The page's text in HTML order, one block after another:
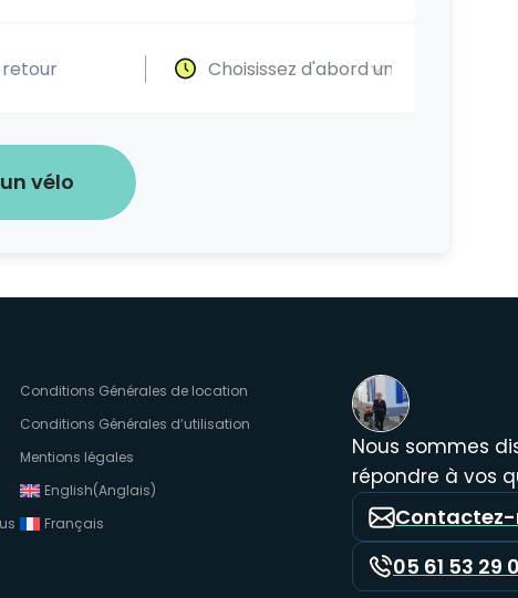
vélo
Conditions Générales de location
Conditions Générales d’utilisation
Mentions légales
English(Anglais)
Français
Nous sommes
répondre à vos
05 61 53 29